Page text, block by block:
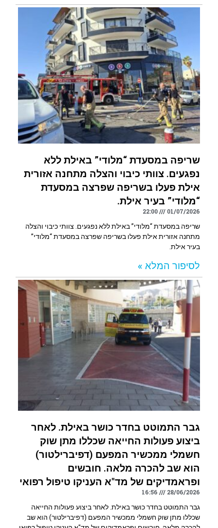
שריפה במסעדת “מלודי” באילת ללא
נפגעים. צוותי כיבוי והצלה מתחנה אזורית
אילת פעלו בשריפה שפרצה במסעדת
“מלודי” בעיר אילת.
01/07/2026
22:00
שריפה במסעדת “מלודי” באילת ללא נפגעים. צוותי כיבוי והצלה
מתחנה אזורית אילת פעלו בשריפה שפרצה במסעדת “מלודי”
בעיר אילת.
לסיפור המלא »
גבר התמוטט בחדר כושר באילת. לאחר
ביצוע פעולות החייאה שכללו מתן שוק
חשמלי ממכשיר המפעם (דפיברילטור)
הוא שב להכרה מלאה. חובשים
ופראמדיקים של מד"א העניקו טיפול רפואי
28/06/2026
גבר התמוטט בחדר כושר באילת. לאחר ביצוע פעולות החייאה
שכללו מתן שוק חשמלי ממכשיר המפעם (דפיברילטור) הוא שב